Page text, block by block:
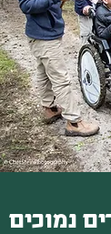
נמוכים